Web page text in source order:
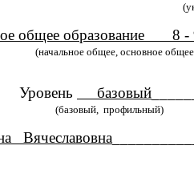
образование 8 -
(начальное общее, основное
базовый